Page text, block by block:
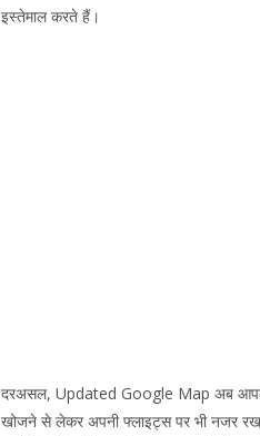
इस्तेमाल करते हैं।
दरअसल, Updated Google Map अब आपको
खोजने से लेकर अपनी फ्लाइट्स पर भी नजर